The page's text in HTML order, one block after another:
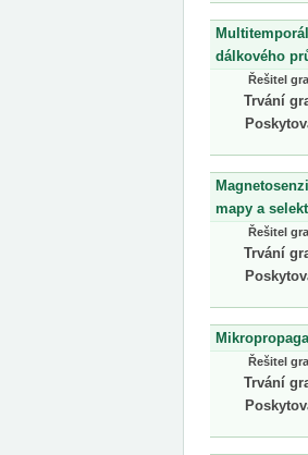
dálkového
Řešitel
Trvání
mapy a
Řešitel
Trvání
Řešitel
Trvání